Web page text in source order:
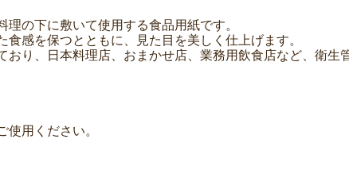
の下に敷いて使用する食品用紙です。
感を保つとともに、見た目を美しく仕上げます。
り、日本料理店、おまかせ店、業務用飲食店など、衛
用ください。